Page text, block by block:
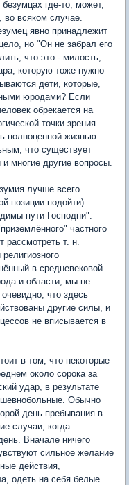
где-то, может,
во всяком случае.
явно принадлежит
но "Он не забрал его
что это - милость,
которую тоже нужно
дети, которые,
юродами? Если
обрекается на
точки зрения
полноценной жизнью.
что существует
многие другие вопросы.
лучше всего
позиции подойти)
пути Господни".
частного
рассмотреть т. н.
в средневековой
и области, мы не
что здесь
другие силы, и
не вписывается в
в том, что некоторые
около сорока за
удар, в результате
Обычно
день пребывания в
случаи, когда
Вначале ничего
сильное желание
действия,
одеть на себя белые